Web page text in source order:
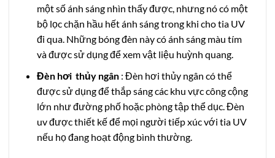
một số ánh sáng nhìn thấy được, nhưng nó có một
bộ lọc chặn hầu hết ánh sáng trong khi cho tia UV
đi qua. Những bóng đèn này có ánh sáng màu tím
và được sử dụng để xem vật liệu huỳnh quang.
Đèn hơi thủy ngân : Đèn hơi thủy ngân có thể
được sử dụng để thắp sáng các khu vực công cộng
lớn như đường phố hoặc phòng tập thể dục. Đèn
uv được thiết kế để mọi người tiếp xúc với tia UV
nếu họ đang hoạt động bình thường.